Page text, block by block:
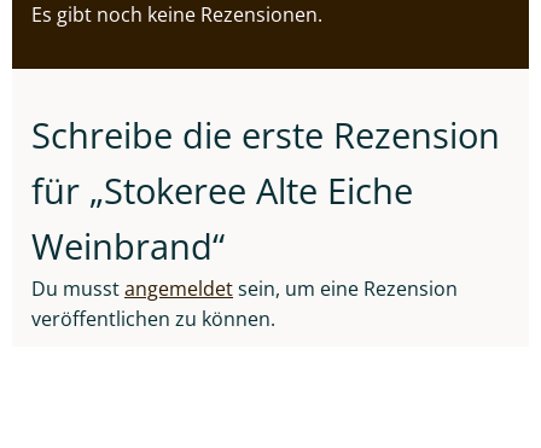
Es gibt noch keine Rezensionen.
Schreibe die erste Rezension
für „Stokeree Alte Eiche
Weinbrand“
Du musstangemeldetsein, um eine Rezension
veröffentlichen zu können.